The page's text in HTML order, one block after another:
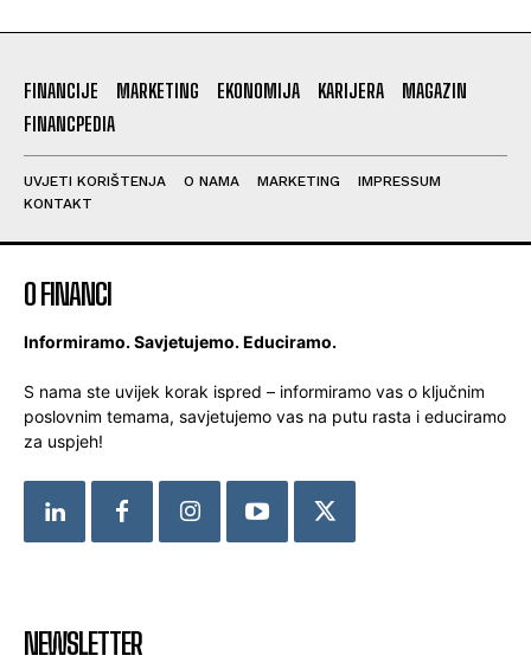
FINANCIJE MARKETING EKONOMIJA KARIJERA
MAGAZIN
FINANCPEDIA
UVJETI KORIŠTENJA O NAMA MARKETING
IMPRESSUM
KONTAKT
O FINANCI
Informiramo. Savjetujemo. Educiramo.
S nama ste uvijek korak ispred – informiramo vas o ključnim
poslovnim temama, savjetujemo vas na putu rasta i educiramo
za uspjeh!
NEWSLETTER